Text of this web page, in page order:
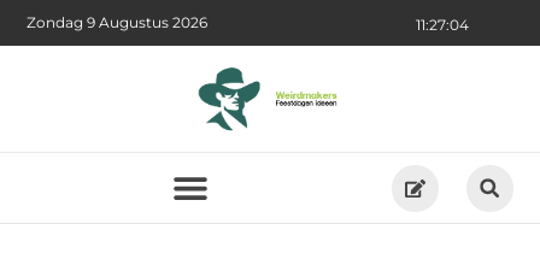
11:27:05
Zondag 9 Augustus 2026